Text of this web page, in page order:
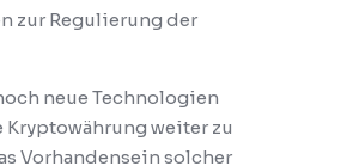
zur Regulierung der
neue Technologien
weiter zu
Vorhandensein solcher